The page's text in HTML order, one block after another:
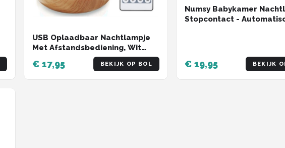
USB Oplaadbaar Nachtlampje
Met Afstandsbediening, Wit
Warm licht en 13 RGB kleuren -
Wake-up Light - Sfeerlamp -
LED verlichting - Leeslamp -
€ 17,95 BEKIJK OP BOL
Numsy Babykamer
Stopcontact -
€ 19,95 BEKIJK